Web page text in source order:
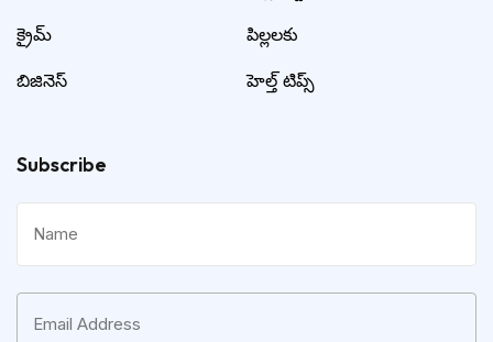
క్రైమ్
బిజినెస్
పిల్లలకు
హెల్త్ టిప్స్
Subscribe